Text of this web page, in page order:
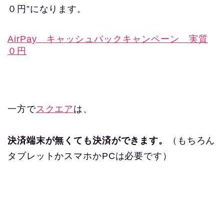
０円”になります。
AirPay キャッシュバックキャンペーン 実質
０円
一方でスクエアは、
決済端末が無くても決済ができます。
（もちろん
タブレットかスマホかPCは必要です）